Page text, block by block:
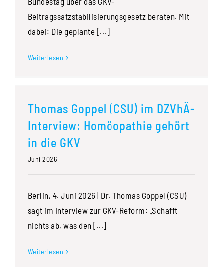
Beitragssatzstabilisierungsgesetz beraten. Mit
dabei: Die geplante [...]
Weiterlesen
Thomas Goppel (CSU) im DZVhÄ-
Interview: Homöopathie gehört
in die GKV
Juni 2026
Berlin, 4. Juni 2026 | Dr. Thomas Goppel (CSU)
sagt im Interview zur GKV-Reform: „Schafft
nichts ab, was den [...]
Weiterlesen